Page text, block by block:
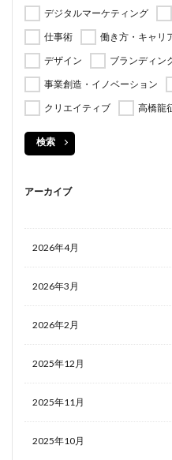
デジタルマーケティング
仕事術
働き方・キャリ
デザイン
ブランディン
事業創造・イノベーション
クリエイティブ
高橋龍
検索
アーカイブ
2026年4月
2026年3月
2026年2月
2025年12月
2025年11月
2025年10月